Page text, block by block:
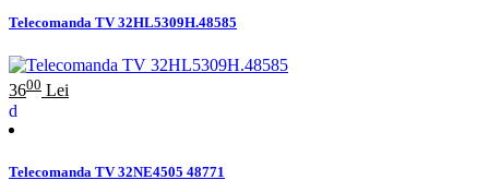
Telecomanda TV 32HL5309H.48585
3600 Lei
Telecomanda TV 32NE4505 48771